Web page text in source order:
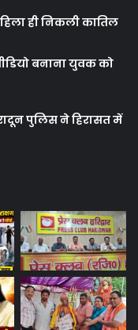
ही निकली कातिल
बनाना युवक को
पुलिस ने हिरासत में